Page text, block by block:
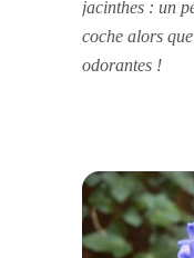
jacinthes : un
coche alors
odorantes !